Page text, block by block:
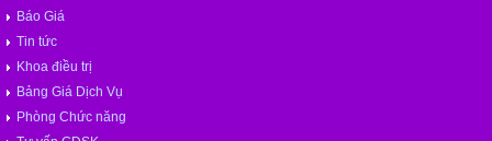
Báo Giá
Tin tức
Khoa điều trị
Bảng Giá Dịch Vụ
Phòng Chức năng